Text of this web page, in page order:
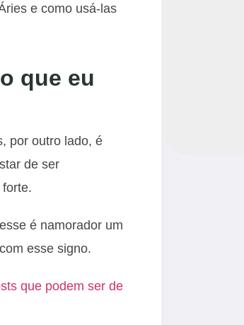
e como usá-las
que eu
por outro lado, é
de ser
é namorador um
esse signo.
que podem ser de